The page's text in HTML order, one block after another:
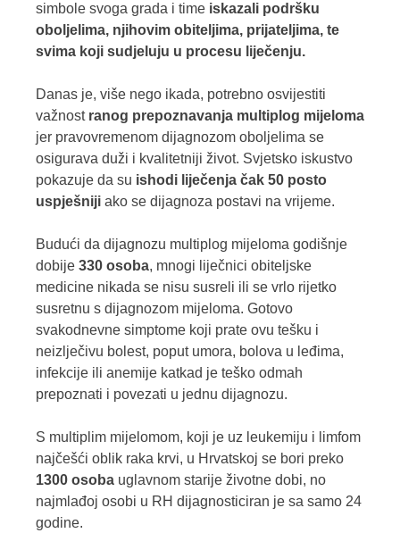
simbole svoga grada i time iskazali podršku
oboljelima, njihovim obiteljima, prijateljima, te
svima koji sudjeluju u procesu liječenju.
Danas je, više nego ikada, potrebno osvijestiti
važnost ranog prepoznavanja multiplog mijeloma
jer pravovremenom dijagnozom oboljelima se
osigurava duži i kvalitetniji život. Svjetsko iskustvo
pokazuje da su ishodi liječenja čak 50 posto
uspješniji ako se dijagnoza postavi na vrijeme.
Budući da dijagnozu multiplog mijeloma godišnje
dobije 330 osoba, mnogi liječnici obiteljske
medicine nikada se nisu susreli ili se vrlo rijetko
susretnu s dijagnozom mijeloma. Gotovo
svakodnevne simptome koji prate ovu tešku i
neizlječivu bolest, poput umora, bolova u leđima,
infekcije ili anemije katkad je teško odmah
prepoznati i povezati u jednu dijagnozu.
S multiplim mijelomom, koji je uz leukemiju i limfom
najčešći oblik raka krvi, u Hrvatskoj se bori preko
1300 osoba uglavnom starije životne dobi, no
najmlađoj osobi u RH dijagnosticiran je sa samo 24
godine.